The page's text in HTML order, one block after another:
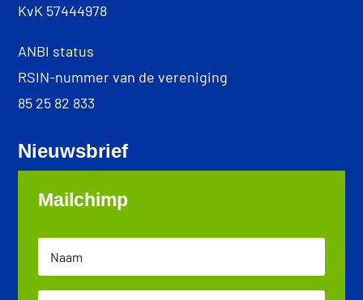
KvK 57444978
ANBI status
RSIN-nummer van de vereniging
85 25 82 833
Nieuwsbrief
Mailchimp